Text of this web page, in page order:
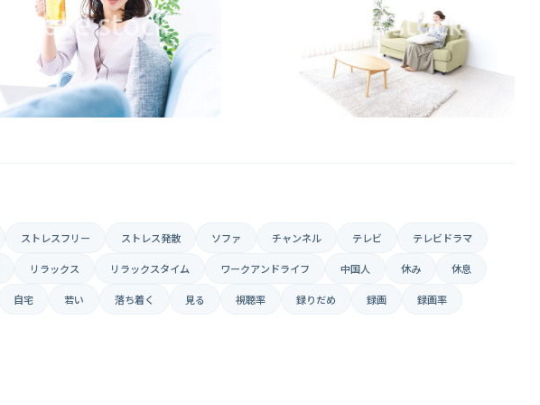
ストレスフリー ストレス発散 ソファ チャンネル テレビ テレビドラマ
リラックス リラックスタイム ワークアンドライフ 中国人 休み 休息
自宅 若い 落ち着く 見る 視聴率 録りだめ 録画 録画率